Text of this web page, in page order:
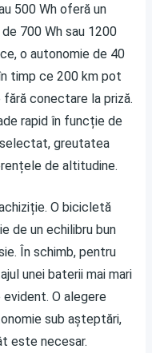
500 Wh oferă un
700 Wh sau 1200
o autonomie de 40
timp ce 200 km pot
conectare la priză.
rapid în funcție de
greutatea
de altitudine.
O bicicletă
de un echilibru bun
În schimb, pentru
unei baterii mai mari
O alegere
sub așteptări,
este necesar.